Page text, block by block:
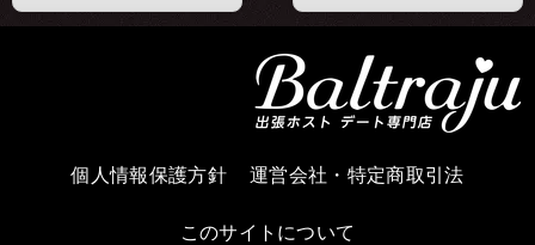
個人情報保護方針 運営会社・特定商取引法
このサイトについて